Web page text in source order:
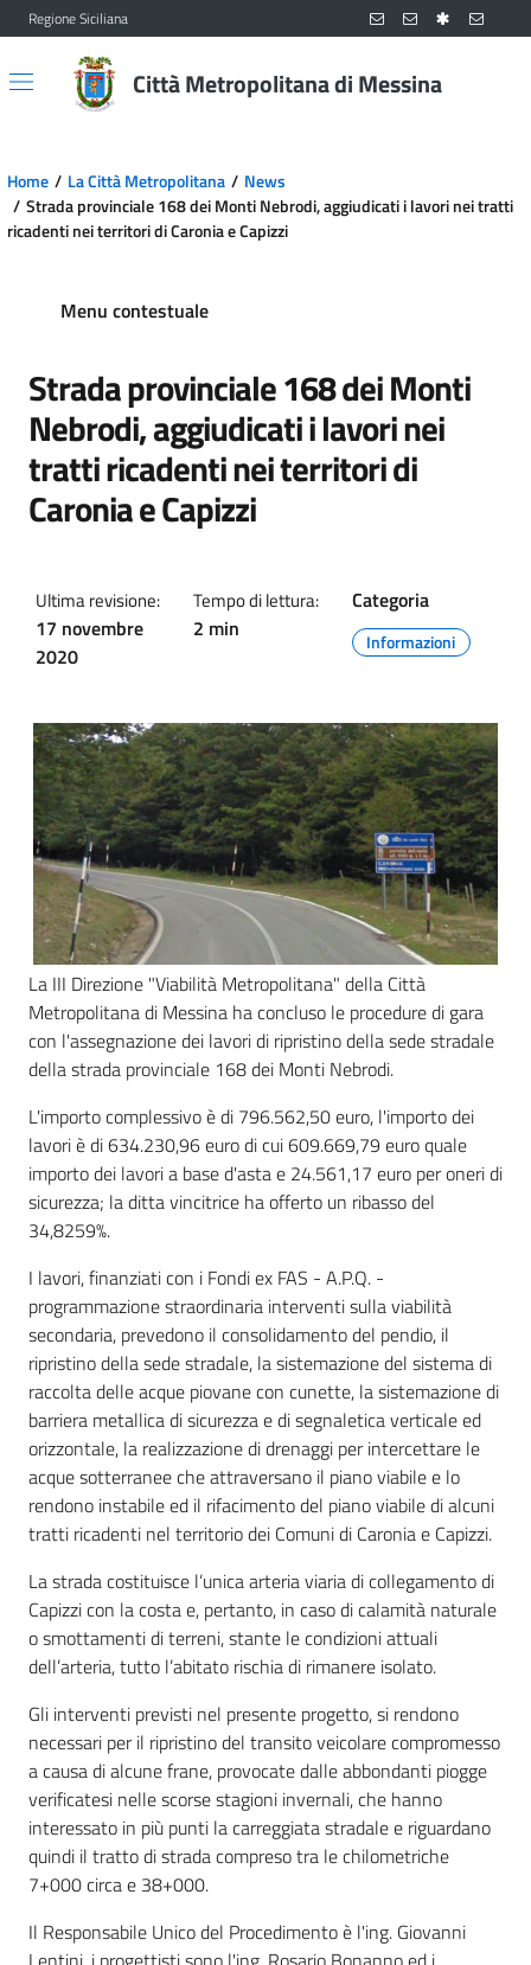
Vai al contenuto principale
Vai al menu principale
Regione Siciliana
Città Metropolitana di Messina
Home La Città Metropolitana
News
Strada provinciale 168 dei Monti Nebrodi, aggiudicati i lavori nei tratti
ricadenti nei territori di Caronia e Capizzi
Menu contestuale
Strada provinciale 168 dei Monti
Nebrodi, aggiudicati i lavori nei
tratti ricadenti nei territori di
Caronia e Capizzi
Ultima revisione:
17 novembre
2020
Tempo di lettura:
2 min
Categoria
Informazioni
La III Direzione "Viabilità Metropolitana" della Città
Metropolitana di Messina ha concluso le procedure di gara
con l'assegnazione dei lavori di ripristino della sede stradale
della strada provinciale 168 dei Monti Nebrodi.
L'importo complessivo è di 796.562,50 euro, l'importo dei
lavori è di 634.230,96 euro di cui 609.669,79 euro quale
importo dei lavori a base d'asta e 24.561,17 euro per oneri di
sicurezza; la ditta vincitrice ha offerto un ribasso del
34,8259%.
I lavori, finanziati con i Fondi ex FAS - A.P.Q. -
programmazione straordinaria interventi sulla viabilità
secondaria, prevedono il consolidamento del pendio, il
ripristino della sede stradale, la sistemazione del sistema di
raccolta delle acque piovane con cunette, la sistemazione di
barriera metallica di sicurezza e di segnaletica verticale ed
orizzontale, la realizzazione di drenaggi per intercettare le
acque sotterranee che attraversano il piano viabile e lo
rendono instabile ed il rifacimento del piano viabile di alcuni
tratti ricadenti nel territorio dei Comuni di Caronia e Capizzi.
La strada costituisce l’unica arteria viaria di collegamento di
Capizzi con la costa e, pertanto, in caso di calamità naturale
o smottamenti di terreni, stante le condizioni attuali
dell’arteria, tutto l’abitato rischia di rimanere isolato.
Gli interventi previsti nel presente progetto, si rendono
necessari per il ripristino del transito veicolare compromesso
a causa di alcune frane, provocate dalle abbondanti piogge
verificatesi nelle scorse stagioni invernali, che hanno
interessato in più punti la carreggiata stradale e riguardano
quindi il tratto di strada compreso tra le chilometriche
7+000 circa e 38+000.
Il Responsabile Unico del Procedimento è l'ing. Giovanni